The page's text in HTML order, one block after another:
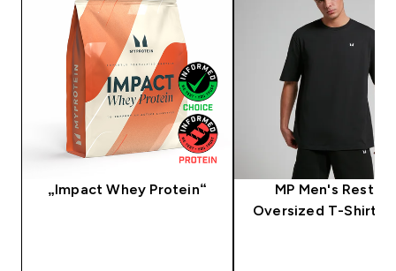
„Impact Whey Protein“
MP Men's Rest
Oversized T-Shirt -